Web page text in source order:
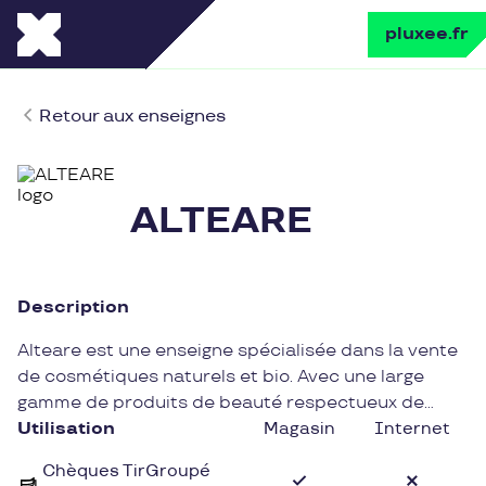
pluxee.fr
Retour aux enseignes
ALTEARE
Description
Alteare est une enseigne spécialisée dans la vente
de cosmétiques naturels et bio. Avec une large
gamme de produits de beauté respectueux de
l'environnement et de la peau, Alteare propose des
quotidien.
Utilisation Magasin Internet
Chèques TirGroupé